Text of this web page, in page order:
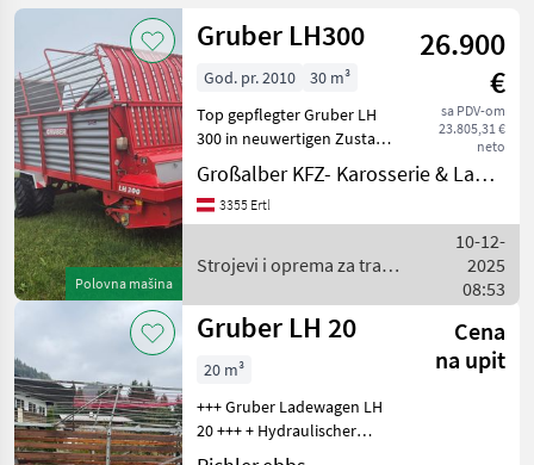
Polovna mašina
Gruber LH300
26.900
€
sa PDV-om
23.805,31 €
neto
God. pr. 2010
30 m³
Top gepflegter Gruber LH
300 in neuwertigen Zustand
mit Hydraulischer
Vollausstattung.
Elektrohydraulische
Funktionen Hydraulische
Knickdeichsel H
Großalber KFZ- Karosserie & Landtechnik e.U.
3355 Ertl
Strojevi i oprema za travu
10-12-
2025
08:53
Gruber LH 20
Cena
na upit
20 m³
+++ Gruber Ladewagen LH
20 +++ + Hydraulischer
Kratzboden Sehr guter